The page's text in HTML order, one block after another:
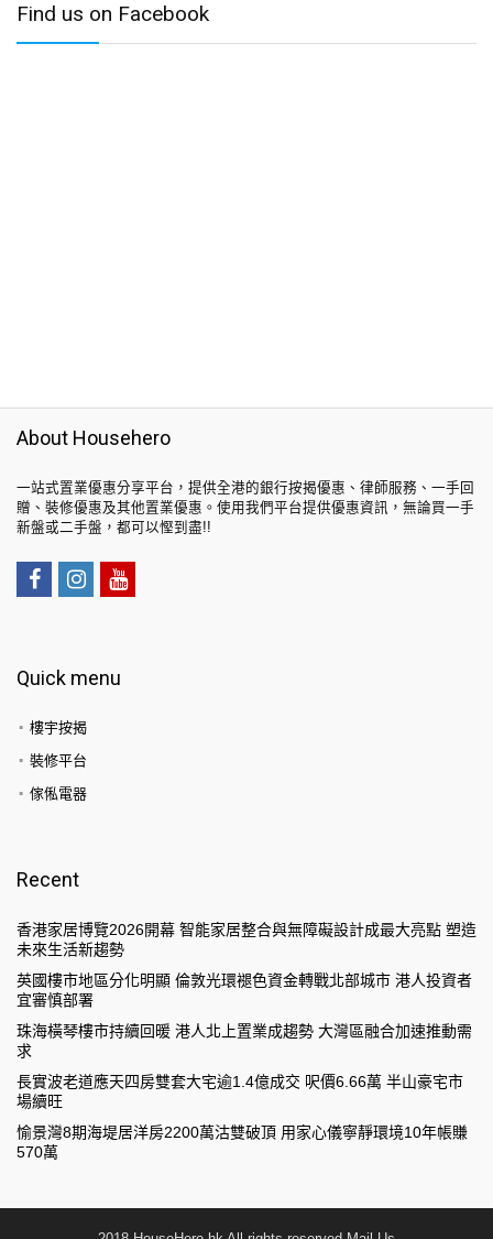
Find us on Facebook
About Househero
一站式置業優惠分享平台，提供全港的銀行按揭優惠、律師服務、一手回
贈、裝修優惠及其他置業優惠。使用我們平台提供優惠資訊，無論買一手
新盤或二手盤，都可以慳到盡!!
Quick menu
樓宇按揭
裝修平台
傢俬電器
Recent
香港家居博覽2026開幕 智能家居整合與無障礙設計成最大亮點 塑造
未來生活新趨勢
英國樓市地區分化明顯 倫敦光環褪色資金轉戰北部城市 港人投資者
宜審慎部署
珠海橫琴樓市持續回暖 港人北上置業成趨勢 大灣區融合加速推動需
求
長實波老道應天四房雙套大宅逾1.4億成交 呎價6.66萬 半山豪宅市
場續旺
愉景灣8期海堤居洋房2200萬沽雙破頂 用家心儀寧靜環境10年帳賺
570萬